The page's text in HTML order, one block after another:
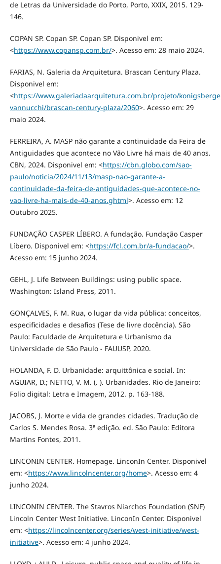
de Letras da Universidade do Porto, Porto, XXIX, 2015. 129-
146.
COPAN SP. Copan SP. Copan SP. Disponivel em:
<https://www.copansp.com.br/>. Acesso em: 28 maio 2024.
FARIAS, N. Galeria da Arquitetura. Brascan Century Plaza.
Disponivel em:
<https://www.galeriadaarquitetura.com.br/projeto/
vannucchi/brascan-century-plaza/2060>. Acesso em: 29
maio 2024.
FERREIRA, A. MASP não garante a continuidade da Feira de
Antiguidades que acontece no Vão Livre há mais de 40 anos.
CBN, 2024. Disponivel em: <https://cbn.globo.com/sao-
paulo/noticia/2024/11/13/masp-nao-garante-a-
continuidade-da-feira-de-antiguidades-que-acontece-no-
vao-livre-ha-mais-de-40-anos.ghtml>. Acesso em: 12
Outubro 2025.
FUNDAÇÃO CASPER LÍBERO. A fundação. Fundação Casper
Líbero. Disponivel em: <https://fcl.com.br/a-fundacao/>.
Acesso em: 15 junho 2024.
GEHL, J. Life Between Buildings: using public space.
Washington: Island Press, 2011.
GONÇALVES, F. M. Rua, o lugar da vida pública: conceitos,
especificidades e desafios (Tese de livre docência). São
Paulo: Faculdade de Arquitetura e Urbanismo da
Universidade de São Paulo - FAUUSP, 2020.
HOLANDA, F. D. Urbanidade: arquittônica e social. In:
AGUIAR, D.; NETTO, V. M. (. ). Urbanidades. Rio de Janeiro:
Folio digital: Letra e Imagem, 2012. p. 163-188.
JACOBS, J. Morte e vida de grandes cidades. Tradução de
Carlos S. Mendes Rosa. 3ª edição. ed. São Paulo: Editora
Martins Fontes, 2011.
LINCONIN CENTER. Homepage. LinconIn Center. Disponivel
em: <https://www.lincolncenter.org/home>. Acesso em: 4
junho 2024.
LINCONIN CENTER. The Stavros Niarchos Foundation (SNF)
Lincoln Center West Initiative. LinconIn Center. Disponivel
em: <https://lincolncenter.org/series/west-initiative/west-
initiative>. Acesso em: 4 junho 2024.